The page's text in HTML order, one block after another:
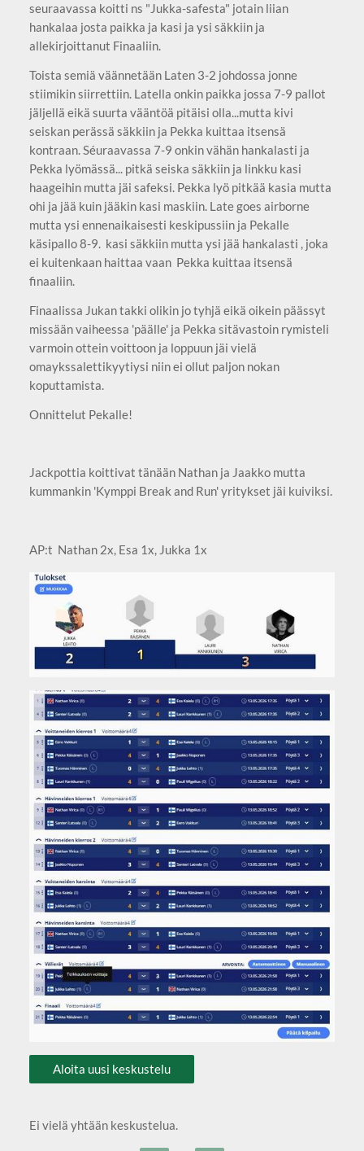
seuraavassa koitti ns "Jukka-safesta" jotain liian
hankalaa josta paikka ja kasi ja ysi säkkiin ja
allekirjoittanut Finaaliin.
Toista semiä väännetään Laten 3-2 johdossa jonne
stiimikin siirrettiin. Latella onkin paikka jossa 7-9 pallot
jäljellä eikä suurta vääntöä pitäisi olla...mutta kivi
seiskan perässä säkkiin ja Pekka kuittaa itsensä
kontraan. Séuraavassa 7-9 onkin vähän hankalasti ja
Pekka lyömässä... pitkä seiska säkkiin ja linkku kasi
haageihin mutta jäi safeksi. Pekka lyö pitkää kasia mutta
ohi ja jää kuin jääkin kasi maskiin. Late goes airborne
mutta ysi ennenaikaisesti keskipussiin ja Pekalle
käsipallo 8-9. kasi säkkiin mutta ysi jää hankalasti , joka
ei kuitenkaan haittaa vaan Pekka kuittaa itsensä
finaaliin.
Finaalissa Jukan takki olikin jo tyhjä eikä oikein päässyt
missään vaiheessa 'päälle' ja Pekka sitävastoin rymisteli
varmoin ottein voittoon ja loppuun jäi vielä
omaykssalettikyytiysi niin ei ollut paljon nokan
koputtamista.
Onnittelut Pekalle!
Jackpottia koittivat tänään Nathan ja Jaakko mutta
kummankin 'Kymppi Break and Run' yritykset jäi kuiviksi.
AP:t Nathan 2x, Esa 1x, Jukka 1x
Aloita uusi keskustelu
Ei vielä yhtään keskustelua.